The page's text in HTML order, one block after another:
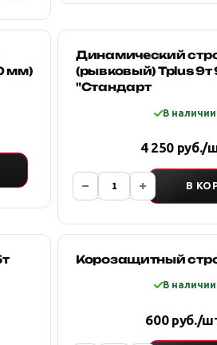
мм)
Динамический
(рывковый) Tplus 9т
"Стандарт
В наличии
4 250 руб./
В
Корозащитный
В наличии
600 руб./